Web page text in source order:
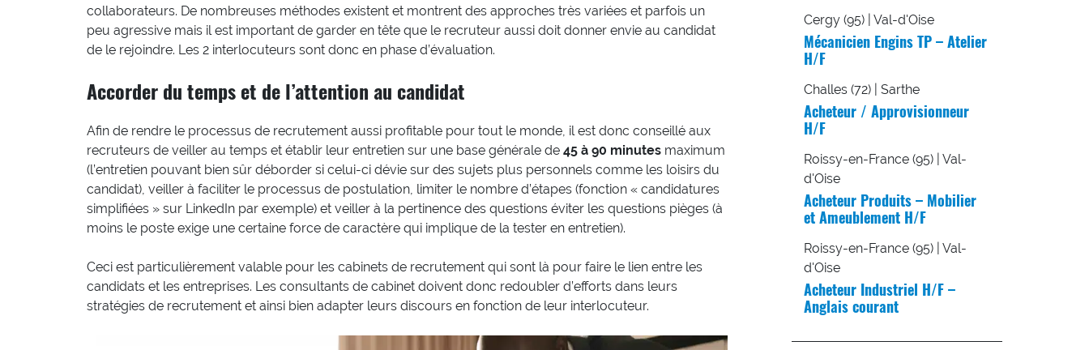
collaborateurs. De nombreuses méthodes existent et montrent des approches très variées et parfois un
peu agressive mais il est important de garder en tête que le recruteur aussi doit donner envie au candidat
de le rejoindre. Les 2 interlocuteurs sont donc en phase d’évaluation.
Accorder du temps et de l’attention au candidat
Afin de rendre le processus de recrutement aussi profitable pour tout le monde, il est donc conseillé aux
recruteurs de veiller au temps et établir leur entretien sur une base générale de 45 à 90 minutes maximum
(l’entretien pouvant bien sûr déborder si celui-ci dévie sur des sujets plus personnels comme les loisirs du
candidat), veiller à faciliter le processus de postulation, limiter le nombre d’étapes (fonction « candidatures
simplifiées » sur LinkedIn par exemple) et veiller à la pertinence des questions éviter les questions pièges (à
moins le poste exige une certaine force de caractère qui implique de la tester en entretien).
Ceci est particulièrement valable pour les cabinets de recrutement qui sont là pour faire le lien entre les
candidats et les entreprises. Les consultants de cabinet doivent donc redoubler d’efforts dans leurs
stratégies de recrutement et ainsi bien adapter leurs discours en fonction de leur interlocuteur.
Cergy (95) | Val-d'Oise
Mécanicien Engins TP – Atelier
H/F
Challes (72) | Sarthe
Acheteur / Approvisionneur
H/F
Roissy-en-France (95) | Val-
d'Oise
Acheteur Produits – Mobilier
et Ameublement H/F
Roissy-en-France (95) | Val-
d'Oise
Acheteur Industriel H/F –
Anglais courant